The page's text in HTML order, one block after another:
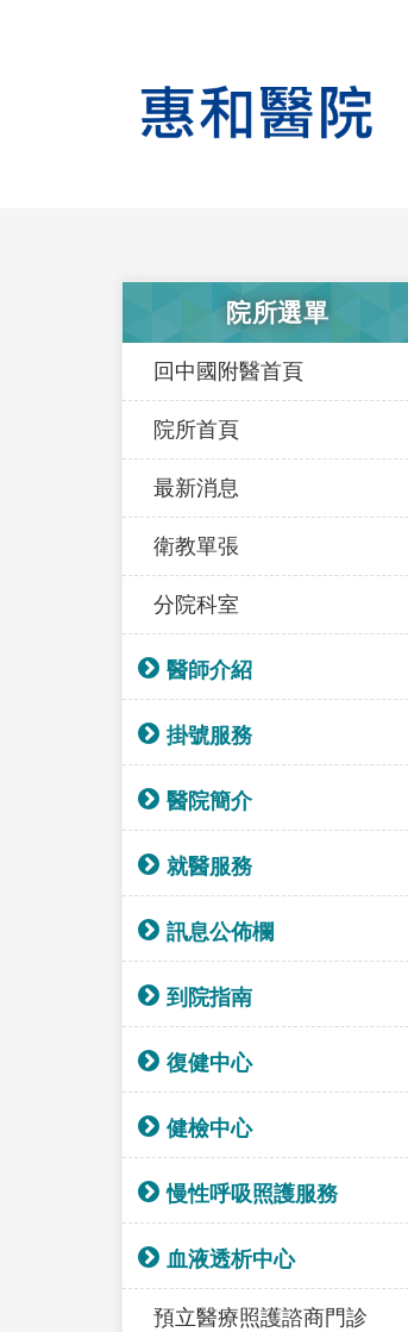
院所選單
回中國附醫首頁
院所首頁
最新消息
衛教單張
分院科室
醫師介紹
掛號服務
醫院簡介
就醫服務
訊息公佈欄
到院指南
復健中心
健檢中心
慢性呼吸照護服務
血液透析中心
預立醫療照護諮商門診